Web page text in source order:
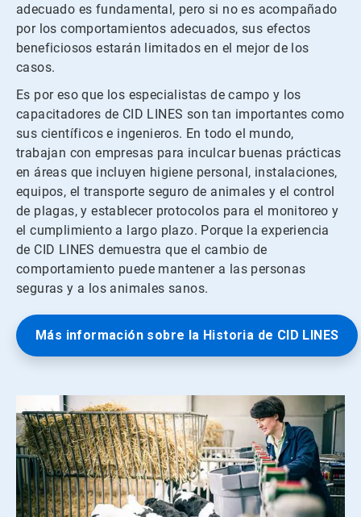
adecuado es fundamental, pero si no es acompañado
por los comportamientos adecuados, sus efectos
beneficiosos estarán limitados en el mejor de los
casos.
Es por eso que los especialistas de campo y los
capacitadores de CID LINES son tan importantes como
sus científicos e ingenieros. En todo el mundo,
trabajan con empresas para inculcar buenas prácticas
en áreas que incluyen higiene personal, instalaciones,
equipos, el transporte seguro de animales y el control
de plagas, y establecer protocolos para el monitoreo y
el cumplimiento a largo plazo. Porque la experiencia
de CID LINES demuestra que el cambio de
comportamiento puede mantener a las personas
seguras y a los animales sanos.
Más información sobre la Historia de CID LINES